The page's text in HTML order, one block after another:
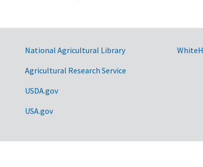
National Agricultural Library
Agricultural Research Service
USDA.gov
USA.gov